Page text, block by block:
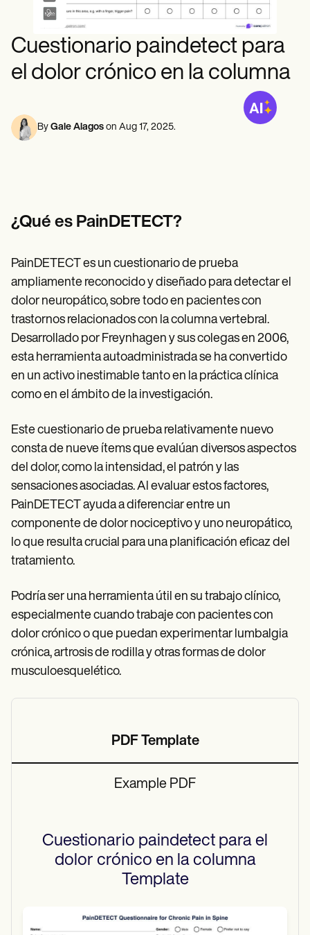
Profesionales de la Salud Mental
Trabajo Social
Fisioterapia
Enfermeras/os
Resources
Blogs
Procedure Codes
Superbill Template
Treatment Plan Template
Informed Consent Form
Social Work Treatment Plans
DAR Note Template
Help Center
Demos
Training Hub
Switch to Carepatron
Become a Partner
Why Carepatron?
Login
Get started
Insurance claims
Speech therapists
Life coaches
Massage therapists
Personal trainers
Cuestionario paindetect para
el dolor crónico en la columna
By Gale Alagos on Aug 17, 2025.
¿Qué es PainDETECT?
PainDETECT es un cuestionario de prueba
ampliamente reconocido y diseñado para detectar el
dolor neuropático, sobre todo en pacientes con
trastornos relacionados con la columna vertebral.
Desarrollado por Freynhagen y sus colegas en 2006,
esta herramienta autoadministrada se ha convertido
en un activo inestimable tanto en la práctica clínica
como en el ámbito de la investigación.
Este cuestionario de prueba relativamente nuevo
consta de nueve ítems que evalúan diversos aspectos
del dolor, como la intensidad, el patrón y las
sensaciones asociadas. Al evaluar estos factores,
PainDETECT ayuda a diferenciar entre un
componente de dolor nociceptivo y uno neuropático,
lo que resulta crucial para una planificación eficaz del
tratamiento.
Podría ser una herramienta útil en su trabajo clínico,
especialmente cuando trabaje con pacientes con
dolor crónico o que puedan experimentar lumbalgia
crónica, artrosis de rodilla y otras formas de dolor
musculoesquelético.
PDF Template
Example PDF
Cuestionario paindetect para el
dolor crónico en la columna
Template